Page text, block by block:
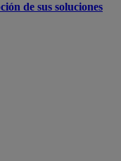
de sus soluciones